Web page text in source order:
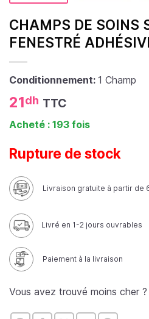
CHAMPS DE SOINS
FENESTRÉ
Conditionnement: 1 Champ
21dh TTC
Acheté : 193 fois
Rupture de stock
Livraison gratuite à partir de
Livré en 1-2 jours ouvrables
Paiement à la livraison
Vous avez trouvé moins cher ?